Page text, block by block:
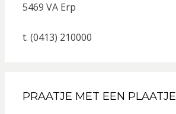
5469 VA Erp
t. (0413) 210000
PRAATJE MET EEN PLAATJE